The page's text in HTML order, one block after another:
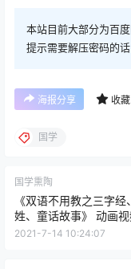
本站目前大部分为百
提示需要解压密码的
海报分享 收藏
国学
国学熏陶
《双语不用教之三字经
姓、童话故事》 动画
30集 mp4格式
2021-7-14 10:24:07